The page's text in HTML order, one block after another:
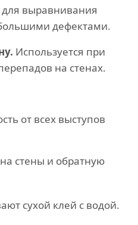
выравнивания
дефектами.
Используется при
на стенах.
от всех выступов
стены и обратную
сухой клей с водой.